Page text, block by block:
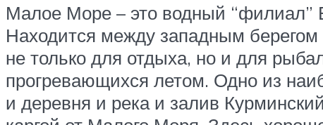
Малое Море – это водный “филиал”
Находится между западным
не только для отдыха, но и для
прогревающихся летом. Одно из
и деревня и река и залив